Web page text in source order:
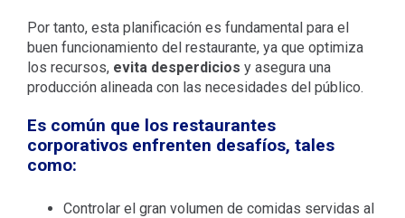
Por tanto, esta planificación es fundamental para el
buen funcionamiento del restaurante, ya que optimiza
los recursos, evita desperdicios y asegura una
producción alineada con las necesidades del público.
Es común que los restaurantes
corporativos enfrenten desafíos, tales
como:
Controlar el gran volumen de comidas servidas al